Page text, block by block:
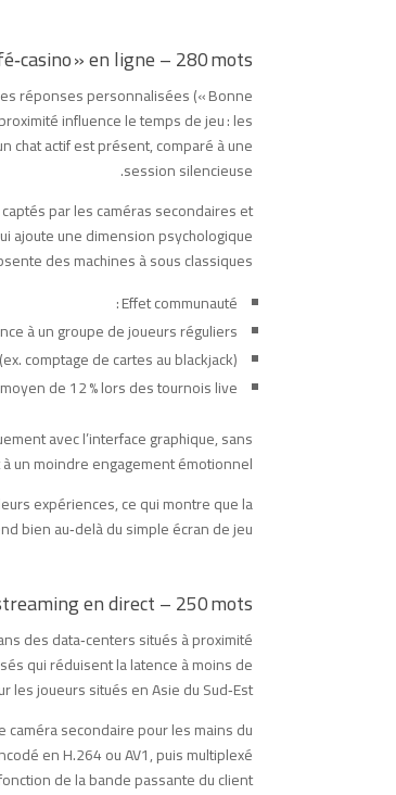
» en ligne – 280 mots
réponses personnalisées (« Bonne
influence le temps de jeu : les
chat actif est présent, comparé à une
session silencieuse.
par les caméras secondaires et
ajoute une dimension psychologique
des machines à sous classiques.
Effet communauté :
à un groupe de joueurs réguliers.
comptage de cartes au blackjack).
de 12 % lors des tournois live.
avec l’interface graphique, sans
un moindre engagement émotionnel.
expériences, ce qui montre que la
bien au‑delà du simple écran de jeu.
en direct – 250 mots
des data‑centers situés à proximité
qui réduisent la latence à moins de
les joueurs situés en Asie du Sud‑Est.
caméra secondaire pour les mains du
en H.264 ou AV1, puis multiplexé
de la bande passante du client.